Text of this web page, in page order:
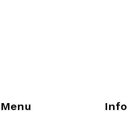
Menu